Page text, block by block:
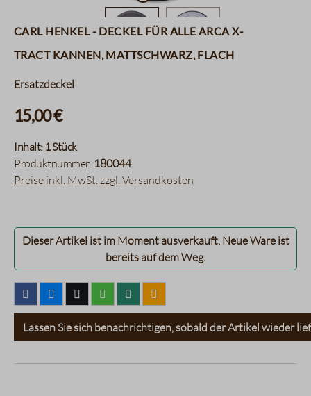
Carl Henkel - Deckel für alle Arca X-
tract Kannen, mattschwarz, flach
Ersatzdeckel
15,00 €
Inhalt: 1 Stück
Produktnummer: 180044
Preise inkl. MwSt. zzgl. Versandkosten
Dieser Artikel ist im Moment ausverkauft. Neue Ware ist
bereits auf dem Weg.
Lassen Sie sich benachrichtigen, sobald der Artikel wieder